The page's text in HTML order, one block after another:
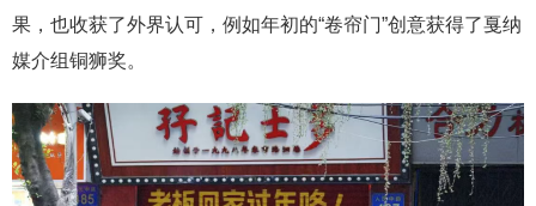
果，也收获了外界认可，例如年初的“卷帘门”创意获得了戛纳
媒介组铜狮奖。